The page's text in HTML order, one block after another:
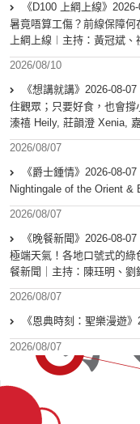
《D100 上綱上線》
暑竟唔算工傷？前線保障
上綱上線︱主持：黃冠斌
2026/08/10
《想講就講》2026-08-
住觀眾；只要好食，也會
溱禧 Heily, 莊韻澄 Xenia,
2026/08/07
《爵士鍾情》2026-08-
Nightingale of the Orient &
2026/08/07
《晚餐新聞》2026-08-
極端天氣！各地口號式的
餐新聞｜主持：陳珏明、劉
2026/08/07
《恩典時刻：聖樂漫遊
2026/08/07